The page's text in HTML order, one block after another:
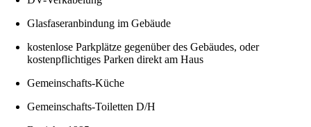
Glasfaseranbindung im Gebäude
kostenlose Parkplätze gegenüber des Gebäudes, oder
kostenpflichtiges Parken direkt am Haus
Gemeinschafts-Küche
Gemeinschafts-Toiletten D/H